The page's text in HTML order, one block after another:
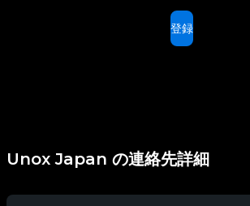
登録
Unox Japan の連絡先詳細